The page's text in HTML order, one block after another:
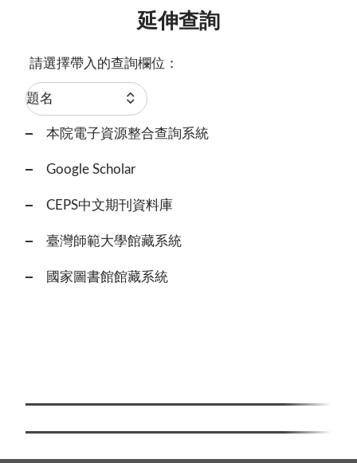
延伸查詢
請選擇帶入的查詢欄位：
本院電子資源整合查詢系統
Google Scholar
CEPS中文期刊資料庫
臺灣師範大學館藏系統
國家圖書館館藏系統